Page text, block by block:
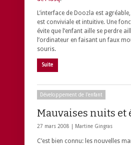
L’interface de Doozla est
est conviviale et intuitive. Une
évite que l’enfant aille se perdre
l’ordinateur en faisant un faux
souris.
Suite
Développement de l'enfant
Mauvaises nuits et
27 mars 2008 | Martine Gingras
C’est bien connu: les nouvelles